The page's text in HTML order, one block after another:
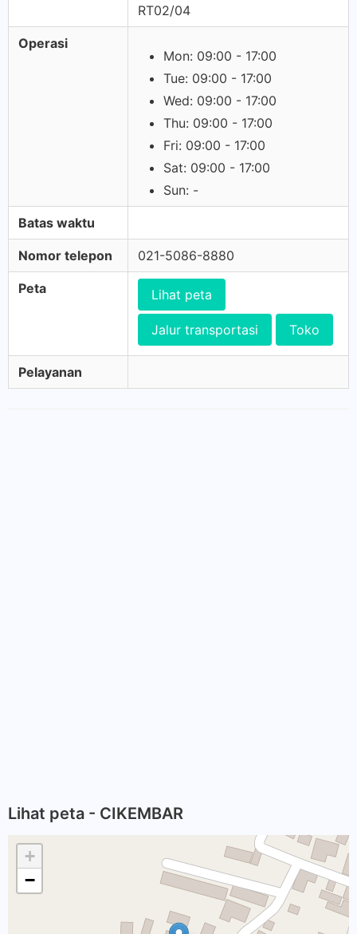
RT02/04
Operasi
Mon: 09:00 - 17:00
Tue: 09:00 - 17:00
Wed: 09:00 - 17:00
Thu: 09:00 - 17:00
Fri: 09:00 - 17:00
Sat: 09:00 - 17:00
Sun: -
Batas waktu
Nomor telepon 021-5086-8880
Peta Lihat peta
Jalur transportasi Toko
Pelayanan
Lihat peta - CIKEMBAR
+
−